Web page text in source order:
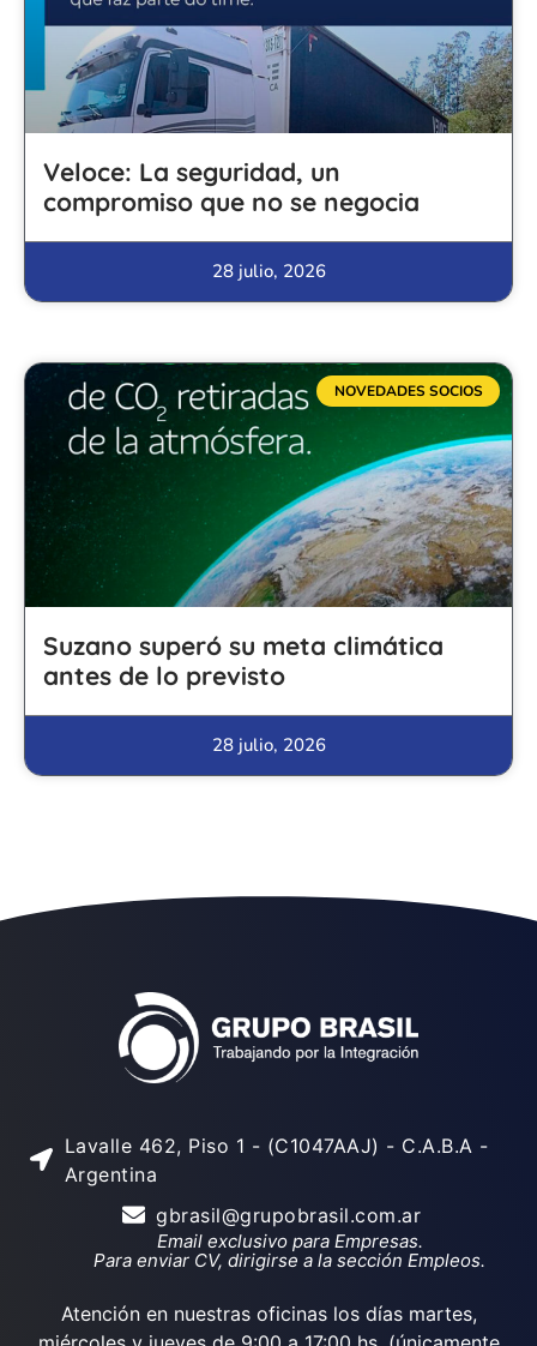
Veloce: La seguridad, un
compromiso que no se negocia
28 julio, 2026
NOVEDADES SOCIOS
Suzano superó su meta climática
antes de lo previsto
28 julio, 2026
Lavalle 462, Piso 1 - (C1047AAJ) - C.A.B.A -
Argentina
gbrasil@grupobrasil.com.ar
Email exclusivo para Empresas.
Para enviar CV, dirigirse a la sección Empleos.
Atención en nuestras oficinas los días martes,